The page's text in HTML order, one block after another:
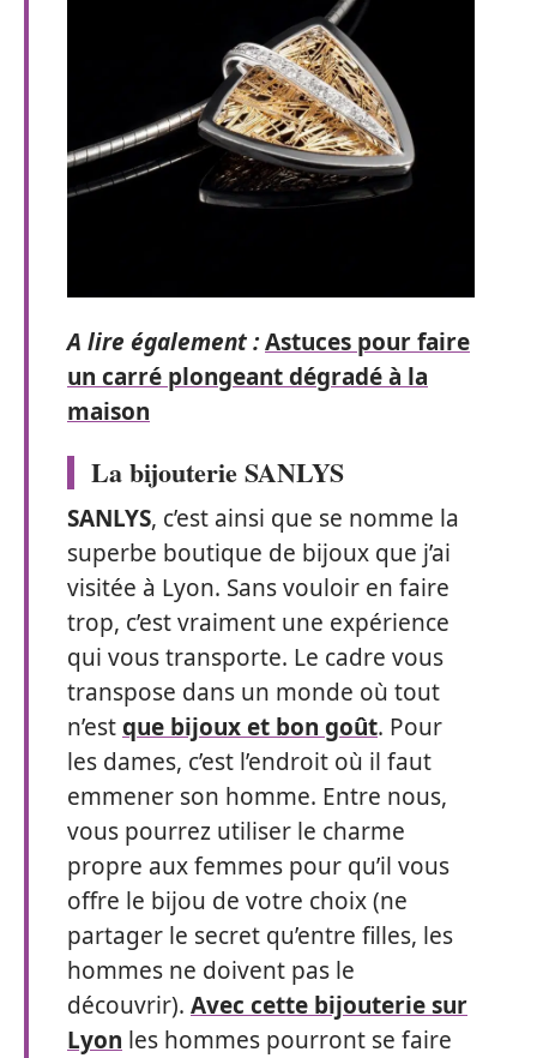
A lire également :Astuces pour faire
un carré plongeant dégradé à la
maison
La bijouterie SANLYS
SANLYS, c’est ainsi que se nomme la
superbe boutique de bijoux que j’ai
visitée à Lyon. Sans vouloir en faire
trop, c’est vraiment une expérience
qui vous transporte. Le cadre vous
transpose dans un monde où tout
n’estque bijoux et bon goût. Pour
les dames, c’est l’endroit où il faut
emmener son homme. Entre nous,
vous pourrez utiliser le charme
propre aux femmes pour qu’il vous
offre le bijou de votre choix (ne
partager le secret qu’entre filles, les
hommes ne doivent pas le
découvrir). Avec cette bijouterie sur
Lyon les hommes pourront se faire